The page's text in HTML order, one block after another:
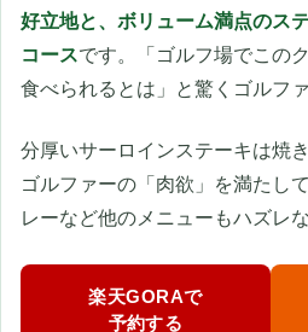
好立地と、ボリューム満点のス
コースです。「ゴルフ場でこの
食べられるとは」と驚くゴルファ
分厚いサーロインステーキは焼
ゴルファーの「肉欲」を満たし
レーなど他のメニューもハズレ
楽天GORAで
予約する